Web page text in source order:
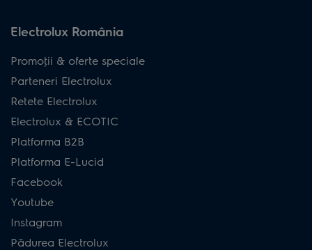
Electrolux România
Promoţii & oferte speciale
Parteneri Electrolux
Retete Electrolux
Electrolux & ECOTIC
Platforma B2B
Platforma E-Lucid
Facebook
Youtube
Instagram
Pădurea Electrolux